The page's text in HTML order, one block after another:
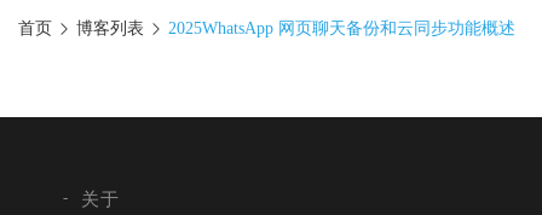
首页 博客列表 2025WhatsApp 网页聊天备份和云同步功能概述
关于